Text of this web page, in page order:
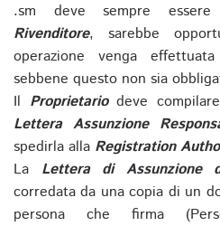
.sm deve sempre
Rivenditore, sarebbe
operazione venga
sebbene questo non sia
Il Proprietariodeve
Lettera Assunzione
spedirla alla Registration
La Lettera di Assunzione
corredata da una copia di un
persona che firma